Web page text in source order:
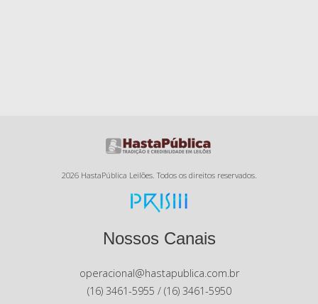
2026 HastaPública Leilões. Todos os direitos reservados.
Nossos Canais
operacional@hastapublica.com.br
(16) 3461-5955 / (16) 3461-5950